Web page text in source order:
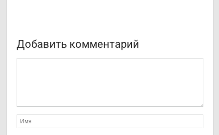
Добавить комментарий